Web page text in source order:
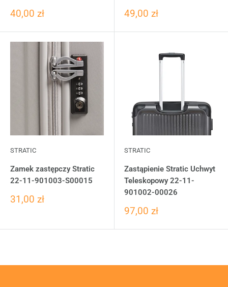
40,00 zł 49,00 zł
STRATIC
Zamek zastępczy Stratic
22-11-901003-S00015
31,00 zł
STRATIC
Zastąpienie Stratic Uchwyt
Teleskopowy 22-11-
901002-00026
97,00 zł